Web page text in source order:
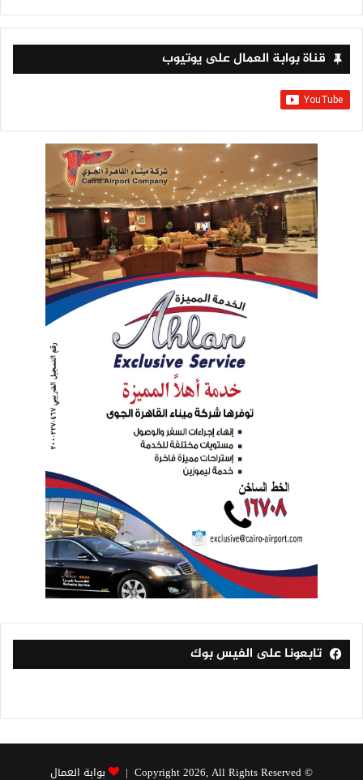
قناة بوابة العمال على يوتيوب
تابعونا على الفيس بوك
© Copyright 2026, All Rights Reserved | بوابة العمال